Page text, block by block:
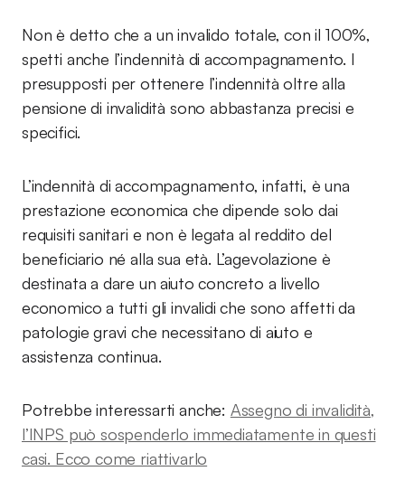
Non è detto che a un invalido totale, con il 100%,
spetti anche l’indennità di accompagnamento. I
presupposti per ottenere l’indennità oltre alla
pensione di invalidità sono abbastanza precisi e
specifici.
L’indennità di accompagnamento, infatti, è una
prestazione economica che dipende solo dai
requisiti sanitari e non è legata al reddito del
beneficiario né alla sua età. L’agevolazione è
destinata a dare un aiuto concreto a livello
economico a tutti gli invalidi che sono affetti da
patologie gravi che necessitano di aiuto e
assistenza continua.
Potrebbe interessarti anche: Assegno di invalidità,
l’INPS può sospenderlo immediatamente in questi
casi. Ecco come riattivarlo